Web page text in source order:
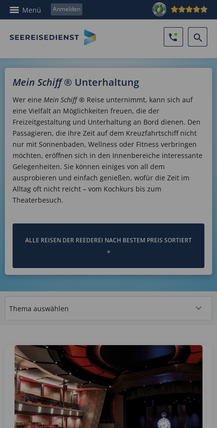
Menü Anmelden
Mein Schiff® Unterhaltung
Wer eine Mein Schiff® Reise unternimmt, kann sich auf
eine Vielfalt an Möglichkeiten freuen, die der
Freizeitgestaltung und Unterhaltung an Bord dienen. Den
Passagieren, die ihre Zeit auf dem Kreuzfahrtschiff nicht
nur mit Sonnenbaden, Wellness oder Fitness verbringen
möchten, eröffnen sich in den Innenbereiche interessante
Gelegenheiten. Sie können einiges von all dem
ausprobieren und einfach genießen, wofür die Zeit im
Alltag oft nicht reicht – vom Kochkurs bis zum
Theaterbesuch.
ALLE REISEN DER REEDEREI NACH BESTEM PREIS SORTIERT
»